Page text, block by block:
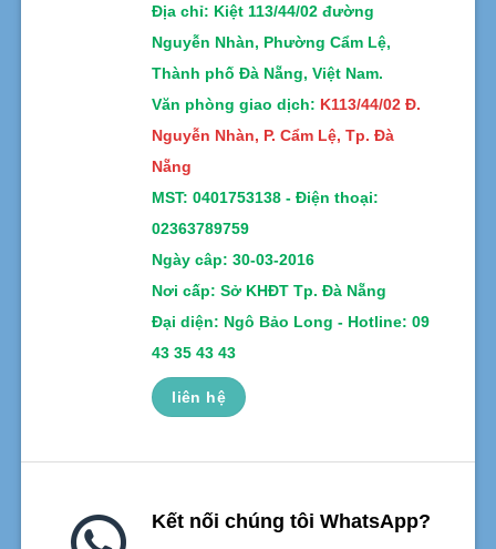
Địa chỉ: Kiệt 113/44/02 đường
Nguyễn Nhàn, Phường Cẩm Lệ,
Thành phố Đà Nẵng, Việt Nam.
Văn phòng giao dịch: K113/44/02 Đ.
Nguyễn Nhàn, P. Cẩm Lệ, Tp. Đà
Nẵng
MST: 0401753138 - Điện thoại:
02363789759
Ngày câp: 30-03-2016
Nơi cấp: Sở KHĐT Tp. Đà Nẵng
Đại diện: Ngô Bảo Long - Hotline: 09
43 35 43 43
liên hệ
Kết nối chúng tôi WhatsApp?